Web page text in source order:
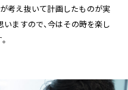
考え抜いて計画したものが実
ますので、今はその時を楽し